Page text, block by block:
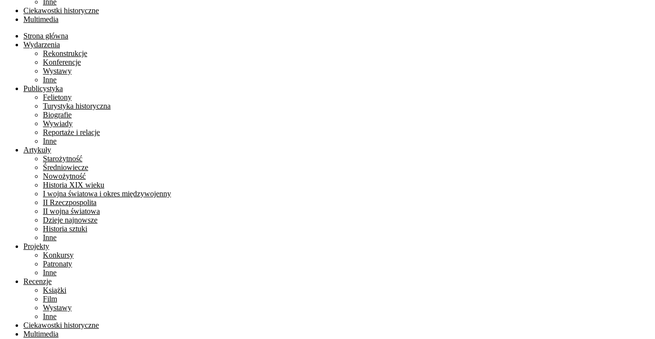
Inne
Ciekawostki historyczne
Multimedia
Strona główna
Wydarzenia
Rekonstrukcje
Konferencje
Wystawy
Inne
Publicystyka
Felietony
Turystyka historyczna
Biografie
Wywiady
Reportaże i relacje
Inne
Artykuły
Starożytność
Średniowiecze
Nowożytność
Historia XIX wieku
I wojna światowa i okres międzywojenny
II Rzeczpospolita
II wojna światowa
Dzieje najnowsze
Historia sztuki
Inne
Projekty
Konkursy
Patronaty
Inne
Recenzje
Książki
Film
Wystawy
Inne
Ciekawostki historyczne
Multimedia